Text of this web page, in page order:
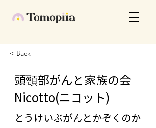
< Back
頭頸部がんと家族の会
Nicotto(ニコット)
とうけいぶがんとかぞくのか